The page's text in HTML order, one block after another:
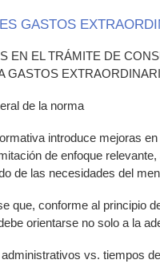
GASTOS
EN EL TRÁMITE DE
GASTOS
de la norma
introduce mejoras
de enfoque
de las necesidades del
que, conforme al principio
orientarse no solo a la
vs. tiempos